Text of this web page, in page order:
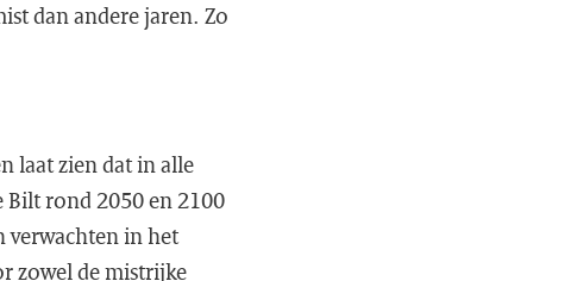
dan andere jaren. Zo
laat zien dat in alle
rond 2050 en 2100
verwachten in het
zowel de mistrijke